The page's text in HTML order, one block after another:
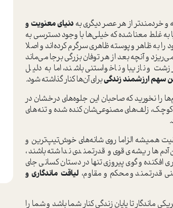
و خردمند‌تر از هر عصر دیگری به دنیای معنویت و
به غلط معنا شده که خیلی‌ها با وجود دسترسی به
را به ظاهر و پوسته ظاهری سرگرم کرده‌اند و اصلا
و آنچه بعد از هر توفان بزرگی برجا می‌ماند
و نازیبا و ناخواستنی باشند، اما به دلیل
سهم ارزشمند زندگیبرای آن‌ها کنار گذاشته شود.
را نخورید که صاحبان این جلوه‌های درخشان در
زلف‌های مصنوعی‌شان کنده شده و تنه‌های
همیشه الزاما روی شانه‌های خوش‌تیپ‌ترین و
ریشه‌ی قوی و قدرتمندی نداشته باشند،
افکنده و گوی پیروزی تنها در دستان کسانی جای
قدرتمند و محکم و مقاوم، لیاقت ماندگاری و
ماندگار تا پایان زندگی کنار شما باشد و شما را